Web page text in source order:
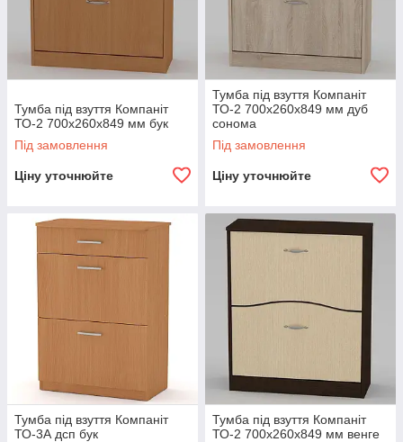
Тумба під взуття Компаніт
ТО-2 700х260х849 мм бук
Під замовлення
Ціну уточнюйте
Тумба під взуття Компаніт
ТО-2 700х260х849 мм дуб
сонома
Під замовлення
Ціну уточнюйте
Тумба під взуття Компаніт
ТО-3А дсп бук
Тумба під взуття Компаніт
ТО-2 700х260х849 мм венге